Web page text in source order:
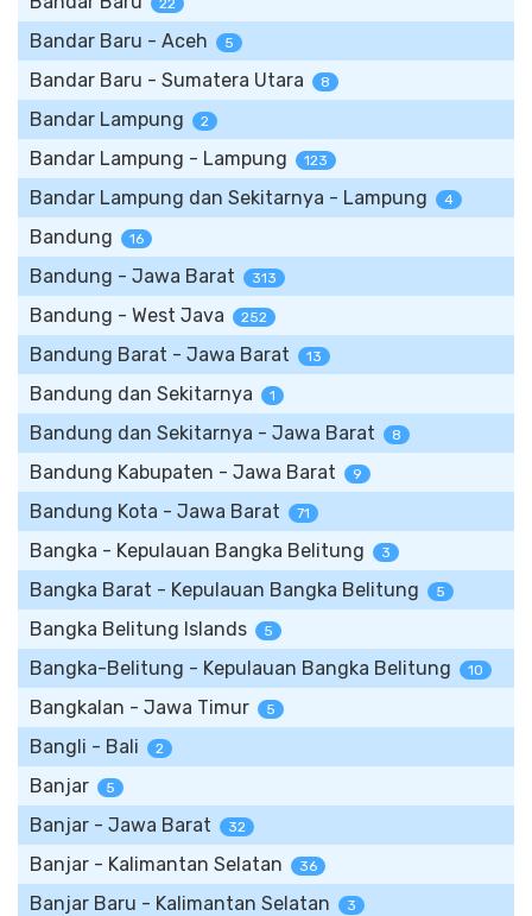
22
Bandar Baru - Aceh 5
Bandar Baru - Sumatera Utara 8
Bandar Lampung 2
Bandar Lampung - Lampung 123
Bandar Lampung dan Sekitarnya - Lampung 4
Bandung 16
Bandung - Jawa Barat 313
Bandung - West Java 252
Bandung Barat - Jawa Barat 13
Bandung dan Sekitarnya 1
Bandung dan Sekitarnya - Jawa Barat 8
Bandung Kabupaten - Jawa Barat 9
Bandung Kota - Jawa Barat 71
Bangka - Kepulauan Bangka Belitung 3
Bangka Barat - Kepulauan Bangka Belitung 5
Bangka Belitung Islands 5
Bangka-Belitung - Kepulauan Bangka Belitung 10
Bangkalan - Jawa Timur 5
Bangli - Bali 2
Banjar 5
Banjar - Jawa Barat 32
Banjar - Kalimantan Selatan 36
Banjar Baru - Kalimantan Selatan 3